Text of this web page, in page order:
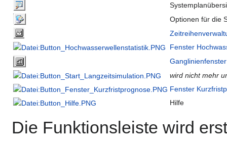
Optionen für die
Fenster
Ganglinienfenster
wird nicht mehr
Fenster
Hilfe
Die Funktionsleiste wird